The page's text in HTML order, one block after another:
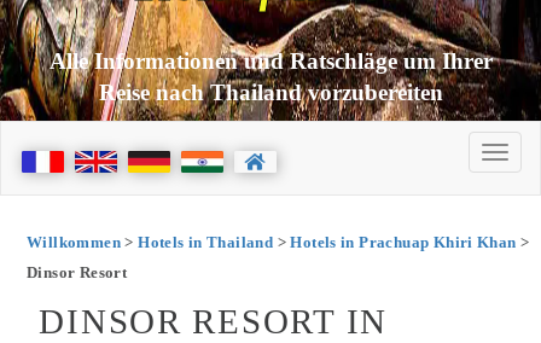
Alle Informationen und Ratschläge um Ihrer
Reise nach Thailand vorzubereiten
Willkommen>Hotels in Thailand >Hotels in Prachuap Khiri Khan >
Dinsor Resort
DINSOR RESORT IN